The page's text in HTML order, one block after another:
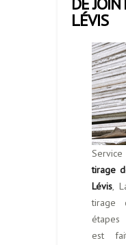
LÉVIS
Service
tirage
Lévis,
tirage
étapes
est